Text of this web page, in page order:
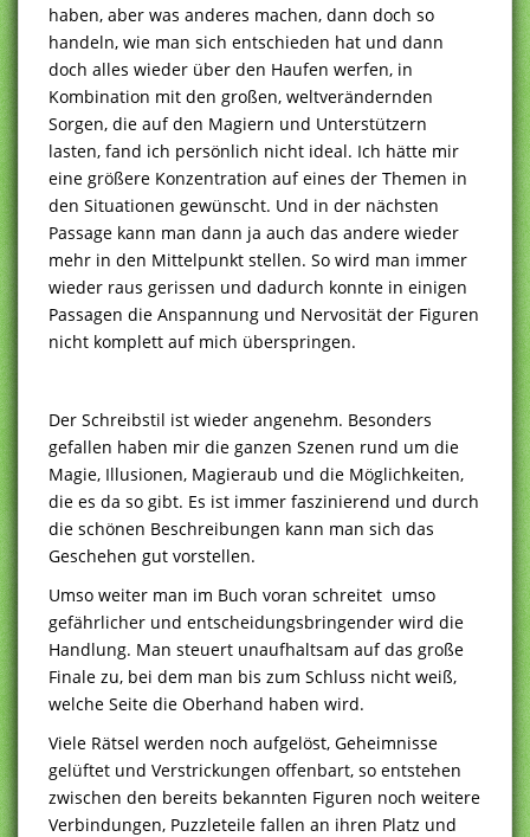
haben, aber was anderes machen, dann doch so
handeln, wie man sich entschieden hat und dann
doch alles wieder über den Haufen werfen, in
Kombination mit den großen, weltverändernden
Sorgen, die auf den Magiern und Unterstützern
lasten, fand ich persönlich nicht ideal. Ich hätte mir
eine größere Konzentration auf eines der Themen in
den Situationen gewünscht. Und in der nächsten
Passage kann man dann ja auch das andere wieder
mehr in den Mittelpunkt stellen. So wird man immer
wieder raus gerissen und dadurch konnte in einigen
Passagen die Anspannung und Nervosität der Figuren
nicht komplett auf mich überspringen.
Der Schreibstil ist wieder angenehm. Besonders
gefallen haben mir die ganzen Szenen rund um die
Magie, Illusionen, Magieraub und die Möglichkeiten,
die es da so gibt. Es ist immer faszinierend und durch
die schönen Beschreibungen kann man sich das
Geschehen gut vorstellen.
Umso weiter man im Buch voran schreitet umso
gefährlicher und entscheidungsbringender wird die
Handlung. Man steuert unaufhaltsam auf das große
Finale zu, bei dem man bis zum Schluss nicht weiß,
welche Seite die Oberhand haben wird.
Viele Rätsel werden noch aufgelöst, Geheimnisse
gelüftet und Verstrickungen offenbart, so entstehen
zwischen den bereits bekannten Figuren noch weitere
Verbindungen, Puzzleteile fallen an ihren Platz und